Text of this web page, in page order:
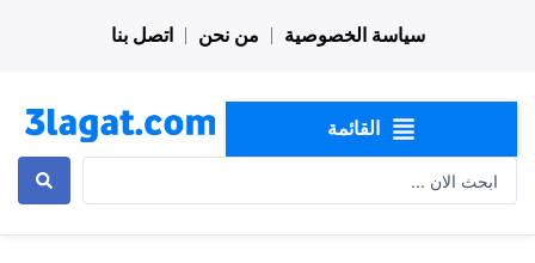
سياسة الخصوصية من نحن اتصل بنا
القائمة